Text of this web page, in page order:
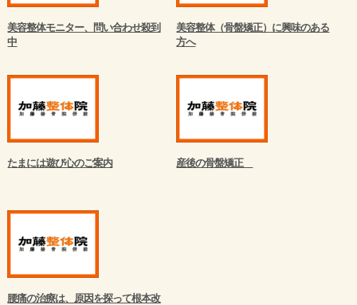
美容整体モニター、問い合わせ殺到
中
美容整体（骨盤矯正）に興味のある
方へ
たまには遊び心のご案内 産後の骨盤矯正
腰痛の治療は、原因を探って根本改